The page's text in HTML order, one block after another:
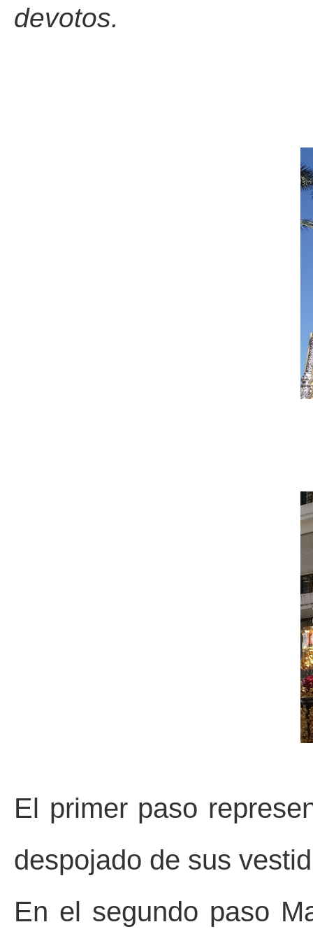
devotos.
El primer paso
despojado de sus
En el segundo paso